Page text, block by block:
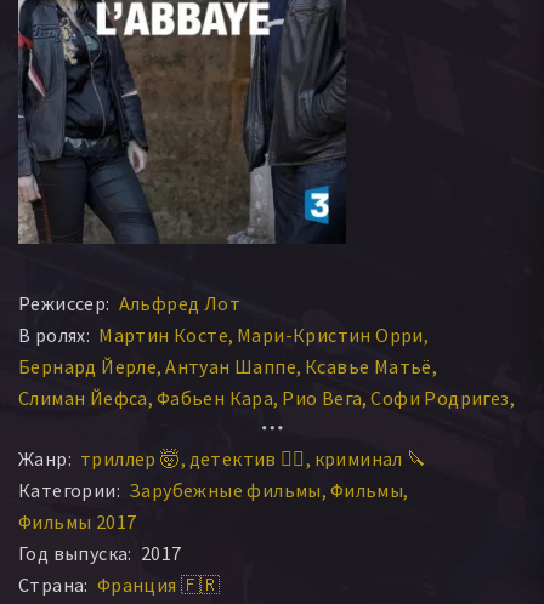
Режиссер: Альфред Лот
В ролях: Мартин Косте Мари-Кристин Орри
Бернард Йерле Антуан Шаппе Ксавье Матьё
Слиман Йефса Фабьен Кара Рио Вега Софи Родригез
Жанр: триллер 🤯 детектив 🕵️‍♂️ криминал 🔪
Категории: Зарубежные фильмы Фильмы
Фильмы 2017
Год выпуска: 2017
Страна: Франция 🇫🇷